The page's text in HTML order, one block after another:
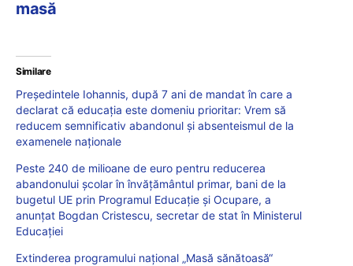
masă
Similare
Președintele Iohannis, după 7 ani de mandat în care a
declarat că educația este domeniu prioritar: Vrem să
reducem semnificativ abandonul și absenteismul de la
examenele naționale
Peste 240 de milioane de euro pentru reducerea
abandonului școlar în învățământul primar, bani de la
bugetul UE prin Programul Educație și Ocupare, a
anunțat Bogdan Cristescu, secretar de stat în Ministerul
Educației
Extinderea programului național „Masă sănătoasă“